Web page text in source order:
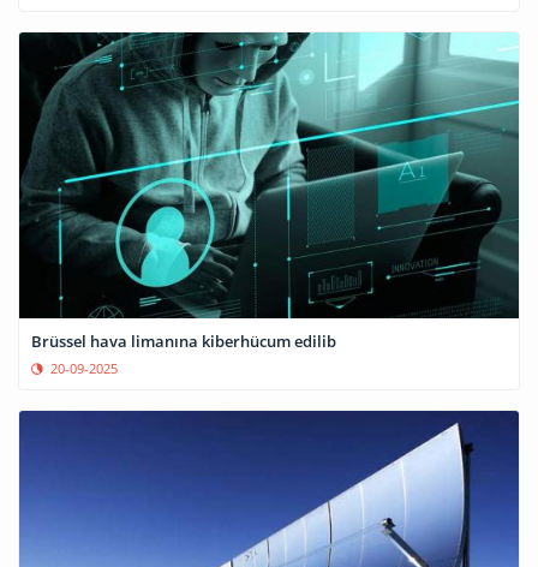
Brüssel hava limanına kiberhücum edilib
20-09-2025